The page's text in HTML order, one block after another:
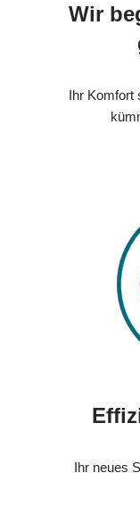
Wir
Ihr Komfort
Ihr neues